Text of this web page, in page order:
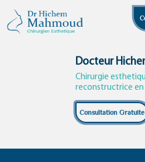
content
Docteur
Chirurgie
reconstructrice en
Consultation Gratuite